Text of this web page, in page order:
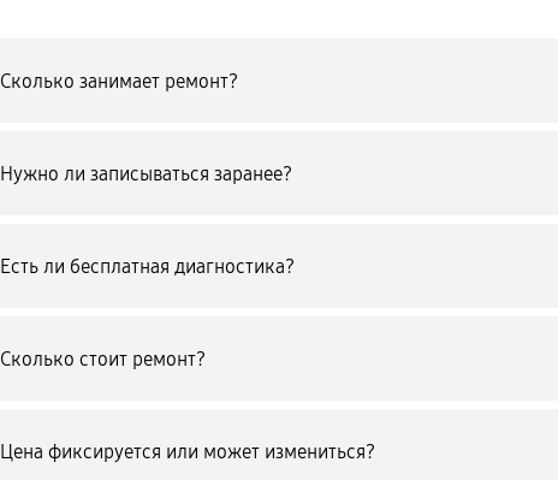
Сколько занимает ремонт?
Нужно ли записываться заранее?
Есть ли бесплатная диагностика?
Сколько стоит ремонт?
Цена фиксируется или может измениться?